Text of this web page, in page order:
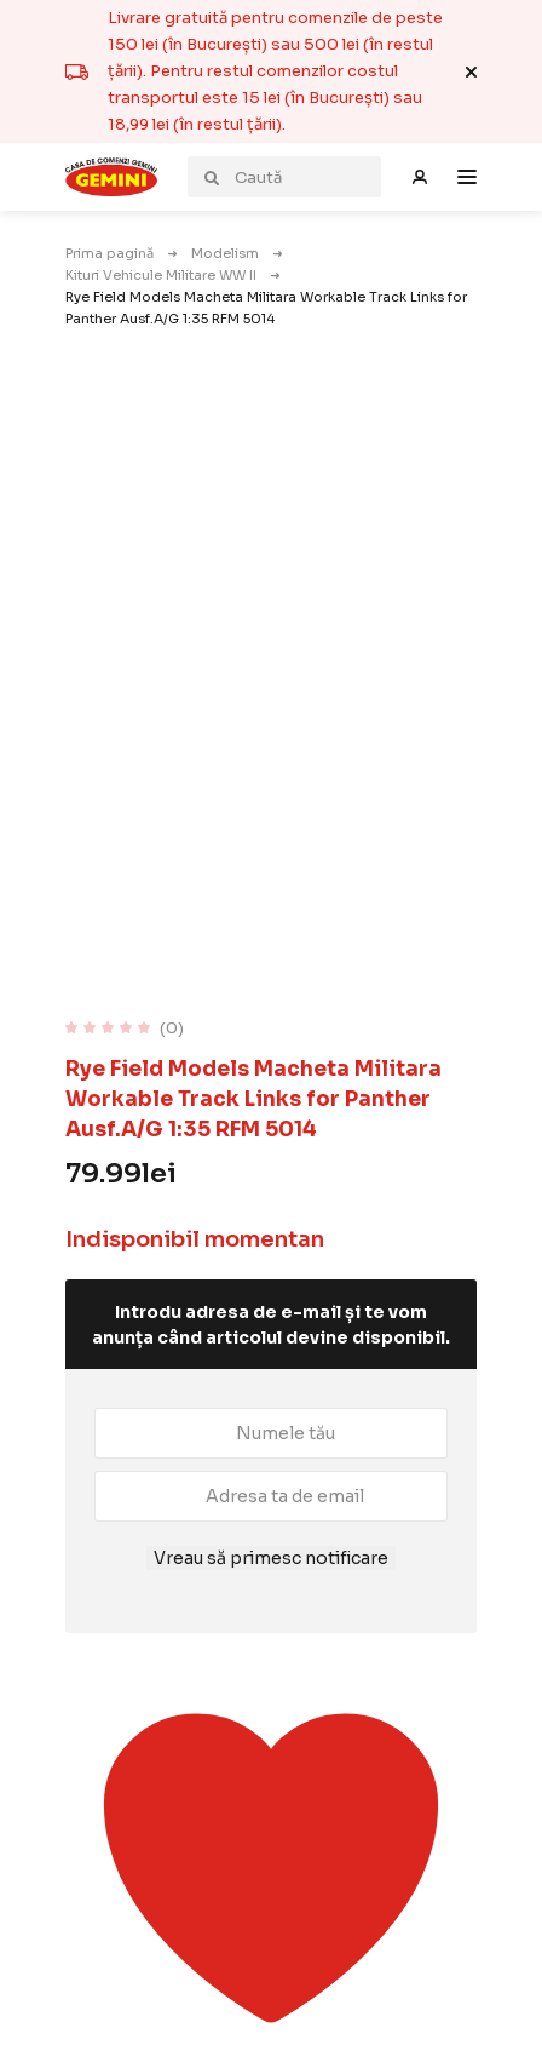
Livrare gratuită pentru comenzile de peste
150 lei (în București) sau 500 lei (în restul
țării). Pentru restul comenzilor costul
transportul este 15 lei (în București) sau
18,99 lei (în restul țării).
Prima pagină
Modelism
Kituri Vehicule Militare WW II
Rye Field Models Macheta Militara Workable Track Links for
Panther Ausf.A/G 1:35 RFM 5014
(0)
Rye Field Models Macheta Militara
Workable Track Links for Panther
Ausf.A/G 1:35 RFM 5014
79.99lei
Indisponibil momentan
Introdu adresa de e-mail și te vom
anunța când articolul devine disponibil.
Vreau să primesc notificare